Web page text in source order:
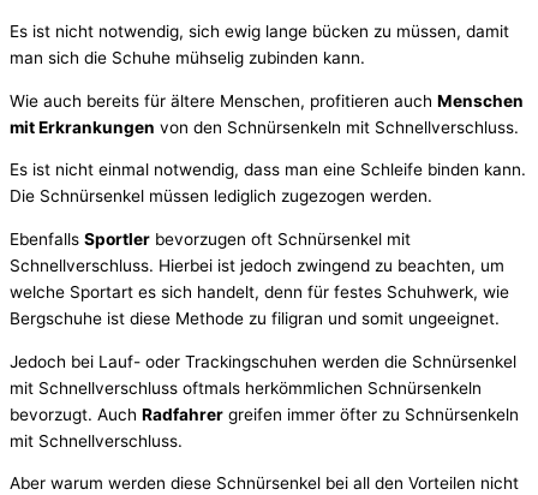
Es ist nicht notwendig, sich ewig lange bücken zu müssen, damit
man sich die Schuhe mühselig zubinden kann.
Wie auch bereits für ältere Menschen, profitieren auch Menschen
mit Erkrankungen von den Schnürsenkeln mit Schnellverschluss.
Es ist nicht einmal notwendig, dass man eine Schleife binden kann.
Die Schnürsenkel müssen lediglich zugezogen werden.
Ebenfalls Sportler bevorzugen oft Schnürsenkel mit
Schnellverschluss. Hierbei ist jedoch zwingend zu beachten, um
welche Sportart es sich handelt, denn für festes Schuhwerk, wie
Bergschuhe ist diese Methode zu filigran und somit ungeeignet.
Jedoch bei Lauf- oder Trackingschuhen werden die Schnürsenkel
mit Schnellverschluss oftmals herkömmlichen Schnürsenkeln
bevorzugt. Auch Radfahrer greifen immer öfter zu Schnürsenkeln
mit Schnellverschluss.
Aber warum werden diese Schnürsenkel bei all den Vorteilen nicht